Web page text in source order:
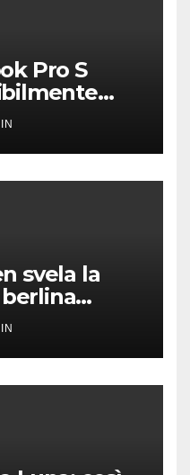
Pro S
svela la